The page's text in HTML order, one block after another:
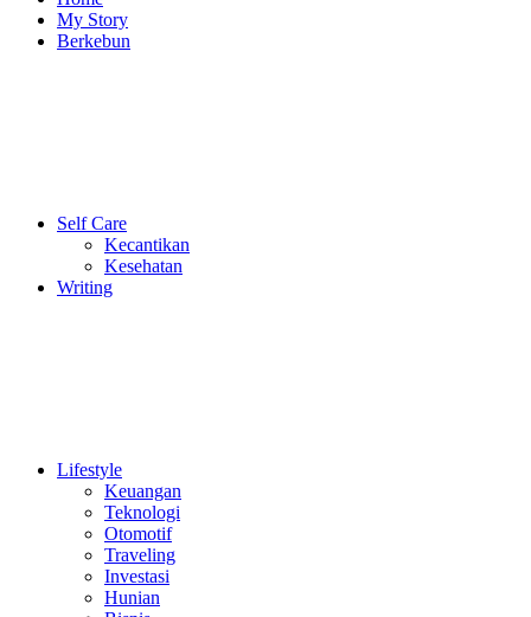
My Story
Berkebun
Self Care
Kecantikan
Kesehatan
Writing
Lifestyle
Keuangan
Teknologi
Otomotif
Traveling
Investasi
Hunian